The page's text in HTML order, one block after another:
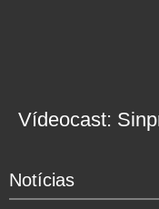
Vídeocast:
Notícias